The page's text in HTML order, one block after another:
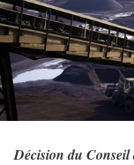
Décision du Conseil